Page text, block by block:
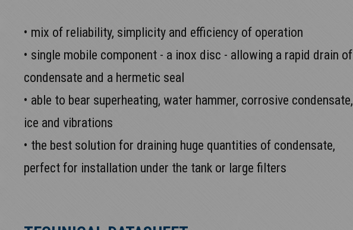
• mix of reliability, simplicity and efficiency of operation
• single mobile component - a inox disc - allowing a rapid drain of
condensate and a hermetic seal
• able to bear superheating, water hammer, corrosive condensate,
ice and vibrations
• the best solution for draining huge quantities of condensate,
perfect for installation under the tank or large filters